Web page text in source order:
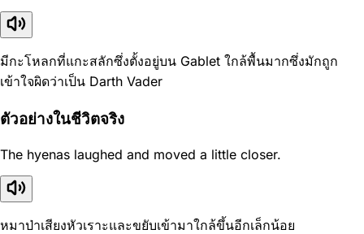
มีกะโหลกที่แกะสลักซึ่งตั้งอยู่บน Gablet ใกล้พื้นมากซึ่งมักถูก
เข้าใจผิดว่าเป็น Darth Vader
ตัวอย่างในชีวิตจริง
The hyenas laughed and moved a little closer.
หมาป่าเสียงหัวเราะและขยับเข้ามาใกล้ขึ้นอีกเล็กน้อย